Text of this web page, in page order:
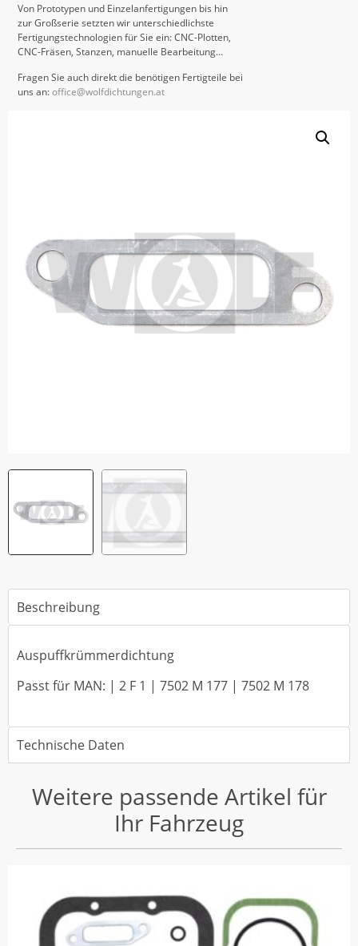
Von Prototypen und Einzelanfertigungen bis hin
zur Großserie setzten wir unterschiedlichste
Fertigungstechnologien für Sie ein: CNC-Plotten,
CNC-Fräsen, Stanzen, manuelle Bearbeitung…
Fragen Sie auch direkt die benötigen Fertigteile bei
uns an:office@wolfdichtungen.at
Beschreibung
Auspuffkrümmerdichtung
Passt für MAN: | 2 F 1 | 7502 M 177 | 7502 M 178
Technische Daten
Weitere passende Artikel für
Ihr Fahrzeug